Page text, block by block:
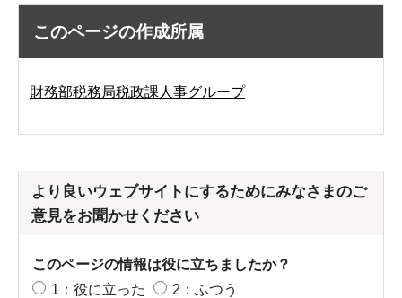
このページの作成所属
財務部税務局税政課人事グループ
より良いウェブサイトにするためにみなさまのご
意見をお聞かせください
このページの情報は役に立ちましたか？
1：役に立った
2：ふつう